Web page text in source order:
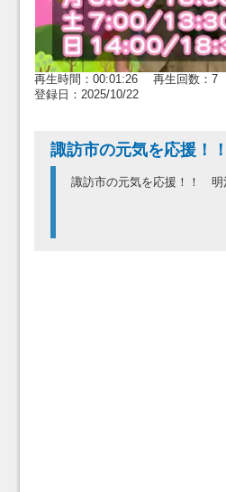
再生時間：00:01:26 再生回数：7
登録日：2025/10/22
諏訪市の元気を応援
諏訪市の元気を応援！！